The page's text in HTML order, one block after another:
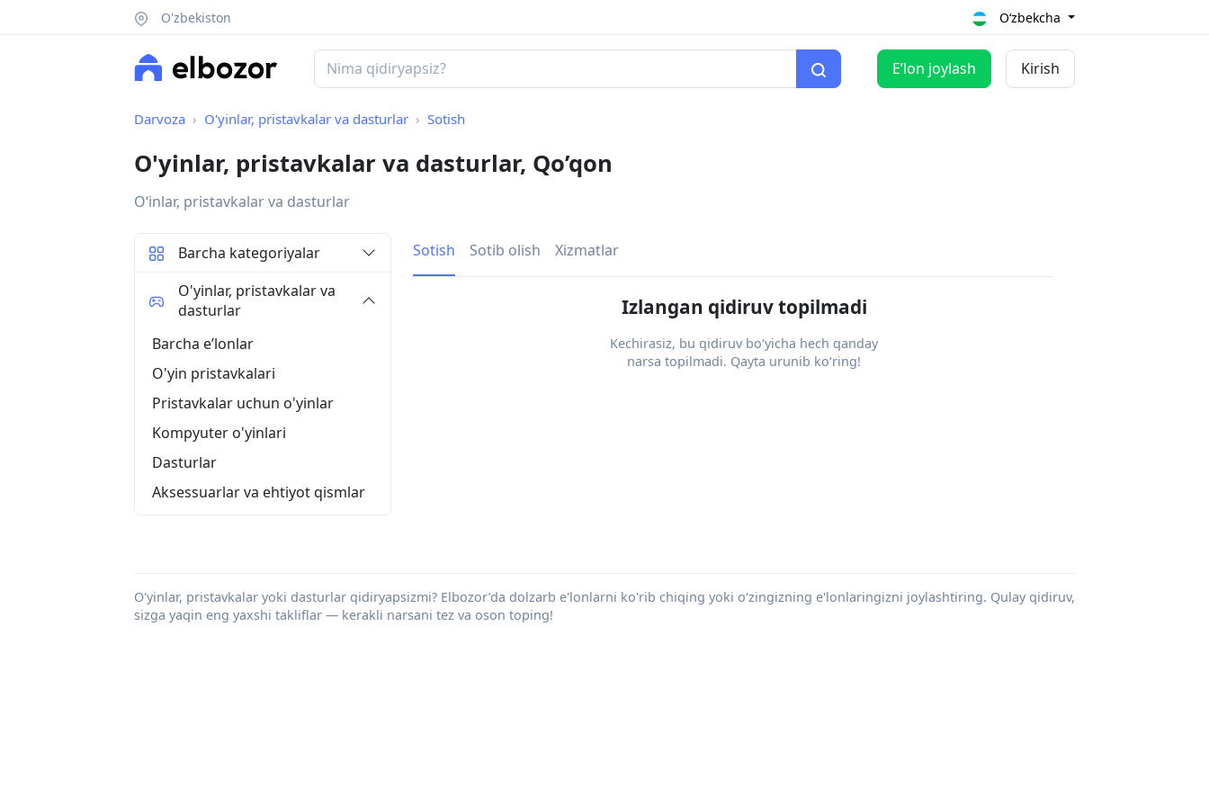
O'zbekiston O‘zbekcha
Eʼlon joylash Kirish
Darvoza O'yinlar, pristavkalar va dasturlar Sotish
O'yinlar, pristavkalar va dasturlar, Qo’qon
O‘inlar, pristavkalar va dasturlar
Sotish Sotib olish Xizmatlar
Izlangan qidiruv topilmadi
Kechirasiz, bu qidiruv bo‘yicha hech qanday
narsa topilmadi. Qayta urunib ko‘ring!
Barcha kategoriyalar
O'yinlar, pristavkalar va
dasturlar
Barcha eʼlonlar
O'yin pristavkalari
Pristavkalar uchun o'yinlar
Kompyuter o'yinlari
Dasturlar
Aksessuarlar va ehtiyot qismlar
O'yinlar, pristavkalar yoki dasturlar qidiryapsizmi? Elbozor’da dolzarb e'lonlarni ko'rib chiqing yoki o'zingizning e'lonlaringizni joylashtiring. Qulay qidiruv,
sizga yaqin eng yaxshi takliflar — kerakli narsani tez va oson toping!